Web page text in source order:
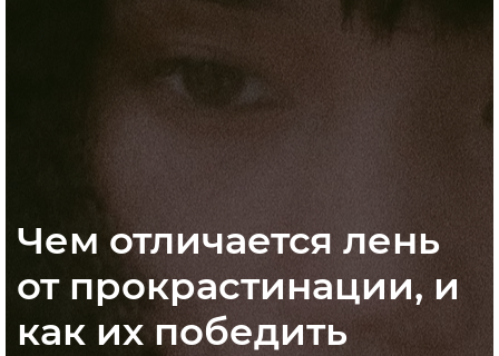
Чем отличается лень
от прокрастинации, и
как их победить